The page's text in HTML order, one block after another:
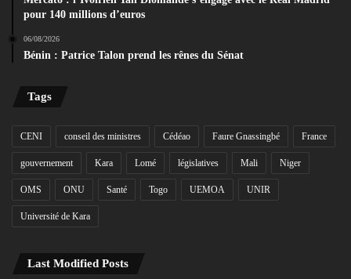
pour 140 millions d’euros
06/08/2026
Bénin : Patrice Talon prend les rênes du Sénat
Tags
CENI conseil des ministres Cédéao Faure Gnassingbé France
gouvernement Kara Lomé législatives Mali Niger
OMS ONU Santé Togo UEMOA UNIR
Université de Kara
Last Modified Posts